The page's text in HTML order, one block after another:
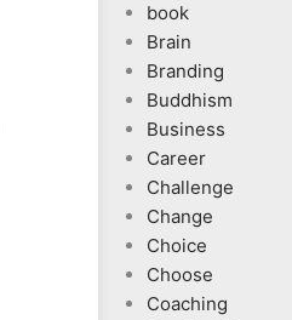
book
Brain
Branding
Buddhism
Business
Career
Challenge
Change
Choice
Choose
Coaching